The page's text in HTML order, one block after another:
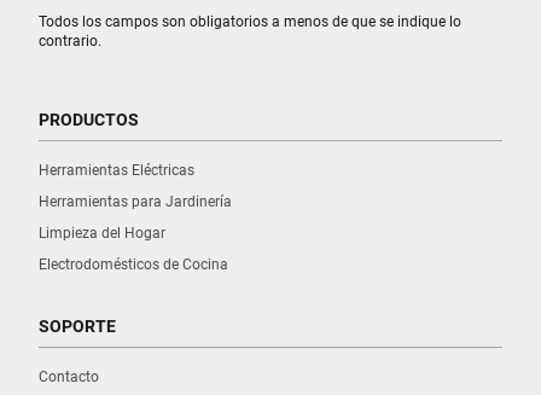
Todos los campos son obligatorios a menos de que se indique lo
contrario.
PRODUCTOS
Herramientas Eléctricas
Herramientas para Jardinería
Limpieza del Hogar
Electrodomésticos de Cocina
SOPORTE
Contacto